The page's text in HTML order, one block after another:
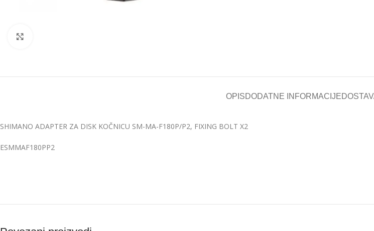
OPISDODATNE INFORMACIJE
SHIMANO ADAPTER ZA DISK KOČNICU SM-MA-F180P/P2, FIXING BOLT X2
ESMMAF180PP2